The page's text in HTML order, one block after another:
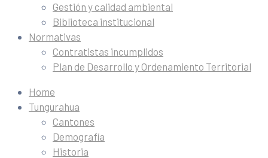
Gestión y calidad ambiental
Biblioteca institucional
Normativas
Contratistas incumplidos
Plan de Desarrollo y Ordenamiento Territorial
Home
Tungurahua
Cantones
Demografía
Historia